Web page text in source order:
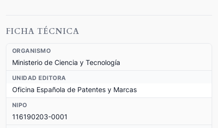
FICHA TÉCNICA
ORGANISMO
Ministerio de Ciencia y Tecnología
UNIDAD EDITORA
Oficina Española de Patentes y Marcas
NIPO
116190203-0001